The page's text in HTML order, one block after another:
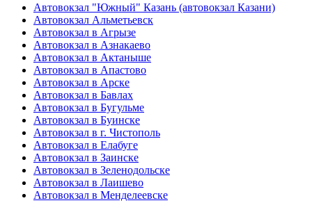
Автовокзал "Южный" Казань (автовокзал Казани)
Автовокзал Альметьевск
Автовокзал в Агрызе
Автовокзал в Азнакаево
Автовокзал в Актаныше
Автовокзал в Апастово
Автовокзал в Арске
Автовокзал в Бавлах
Автовокзал в Бугульме
Автовокзал в Буинске
Автовокзал в г. Чистополь
Автовокзал в Елабуге
Автовокзал в Заинске
Автовокзал в Зеленодольске
Автовокзал в Лаишево
Автовокзал в Менделеевске